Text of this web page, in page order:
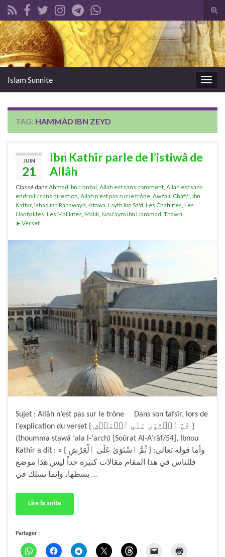
Search for:
Islam Sunnite
TAG: HAMMÂD IBN ZEYD
JUIN
21
Ibn Kathîr parle de l’istiwâ de
Allâh
Classé dans Ahmad Ibn Hanbal Allah est sans comment Allah est sans
endroit / sans direction Allah n'est pas sur le trône Awza'i Chafi'i Ibn
Kathir, Ishaq ibn Rahawayh Istawa Layth Ibn Sa'd Les Chafi'ites Les
Hanbalites Les Malikites Malik Nou'aym Ibn Hammad Thawri
►Verset
Sujet : Allâh n’est pas sur le trône Dans son tafsîr, lors de
l’explication du verset { ثُمَّ ٱسۡتَوَىٰ عَلَى ٱلۡعَرۡشِ }
(thoumma stawâ ‘ala l-‘arch) [Soûrat Al-A’râf/54], Ibnou
Kathîr a dit : « وأما قوله تعالى: { ثُمَّ ٱسْتَوَىٰ عَلَى ٱلْعَرْشِ }
فللناس في هذا المقام مقالات كثيرة جداً ليس هذا موضع
بسطها، وإنما نسلك في …
Lire la suite
Partager :